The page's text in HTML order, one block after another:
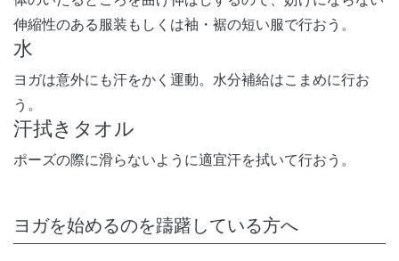
伸縮性のある服装もしくは袖・裾の短い服で行おう。
水
ヨガは意外にも汗をかく運動。水分補給はこまめに行お
う。
汗拭きタオル
ポーズの際に滑らないように適宜汗を拭いて行おう。
ヨガを始めるのを躊躇している方へ